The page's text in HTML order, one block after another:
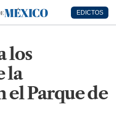
EDICTOS
los
la
el Parque de